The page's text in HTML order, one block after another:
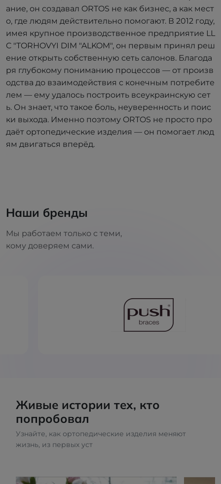
ание, он создавал ORTOS не как бизнес, а как мест
о, где людям действительно помогают. В 2012 году,
имея крупное производственное предприятие LL
C "TORHOVYI DIM "ALKOM", он первым принял реш
ение открыть собственную сеть салонов. Благода
ря глубокому пониманию процессов — от произв
одства до взаимодействия с конечным потребите
лем — ему удалось построить всеукраинскую сет
ь. Он знает, что такое боль, неуверенность и поис
ки выхода. Именно поэтому ORTOS не просто про
даёт ортопедические изделия — он помогает люд
ям двигаться вперёд.
Наши бренды
Мы работаем только с теми,
кому доверяем сами.
Живые истории тех, кто
попробовал
Узнайте, как ортопедические изделия меняют
жизнь, из первых уст